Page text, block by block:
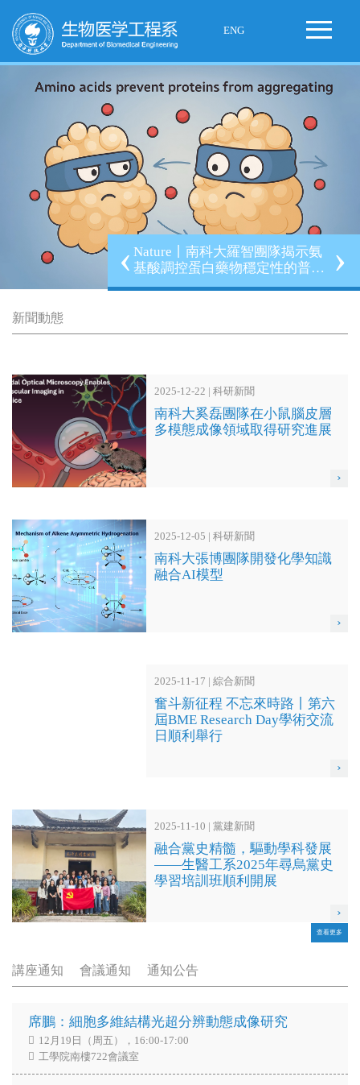
ENG
Nature丨南科大羅智團隊揭示氨
基酸調控蛋白藥物穩定性的普適
機制
‹ ›
新聞動態
2025-12-22 | 科研新聞
南科大奚磊團隊在小鼠腦皮層
多模態成像領域取得研究進展
›
2025-12-05 | 科研新聞
南科大張博團隊開發化學知識
融合AI模型
›
2025-11-17 | 綜合新聞
奮斗新征程 不忘來時路丨第六
屆BME Research Day學術交流
日順利舉行
›
2025-11-10 | 黨建新聞
融合黨史精髓，驅動學科發展
——生醫工系2025年尋烏黨史
學習培訓班順利開展
›
查看更多
講座通知 會議通知 通知公告
席鵬：細胞多維結構光超分辨動態成像研究
12月19日（周五），16:00-17:00
工學院南樓722會議室